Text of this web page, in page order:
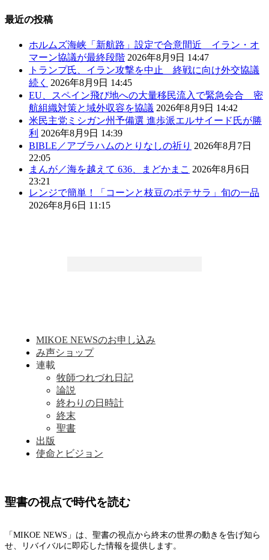
最近の投稿
ホルムズ海峡「新航路」設定で合意間近 イラン・オ
マーン協議が最終段階 2026年8月9日 14:47
トランプ氏、イラン攻撃を中止 終戦に向け外交協議
続く
2026年8月9日 14:45
EU、スペイン飛び地への大量移民流入で緊急会合 密
航組織対策と域外収容を協議 2026年8月9日 14:42
米民主党ミシガン州予備選 進歩派エルサイード氏が勝
利 2026年8月9日 14:39
BIBLE／アブラハムのとりなしの祈り 2026年8月7日
22:05
まんが／海を越えて 636、まどかまこ 2026年8月6日
23:21
レンジで簡単！「コーンと枝豆のポテサラ」旬の一品
2026年8月6日 11:15
MIKOE NEWSのお申し込み
み声ショップ
連載
牧師つれづれ日記
論説
終わりの日時計
終末
聖書
出版
使命とビジョン
聖書の視点で時代を読む
「MIKOE NEWS」は、聖書の視点から終末の世界の動きを告げ知ら
せ、リバイバルに即応した情報を提供します。